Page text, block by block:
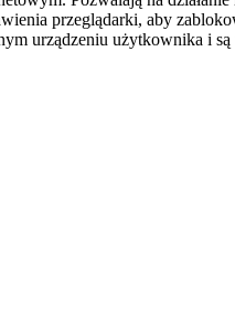
przeglądarki, aby
urządzeniu użytkownika i